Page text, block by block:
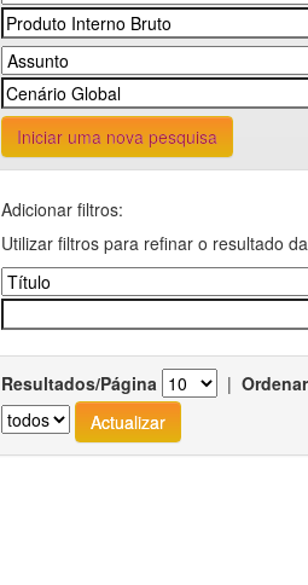
Iniciar uma nova pesquisa
Adicionar filtros:
Utilizar filtros para refinar o resultado
Resultados/Página |